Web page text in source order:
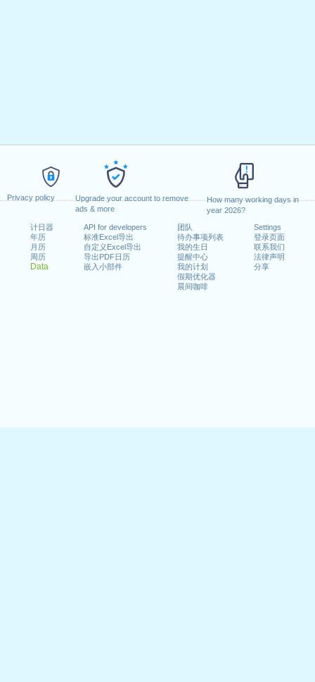
Privacy policy
Upgrade your account to remove
ads & more
How many working days in
year 2026?
计日器
年历
月历
周历
Data
API for developers
标准Excel导出
自定义Excel导出
导出PDF日历
嵌入小部件
团队
待办事项列表
我的生日
提醒中心
我的计划
假期优化器
晨间咖啡
Settings
登录页面
联系我们
法律声明
分享